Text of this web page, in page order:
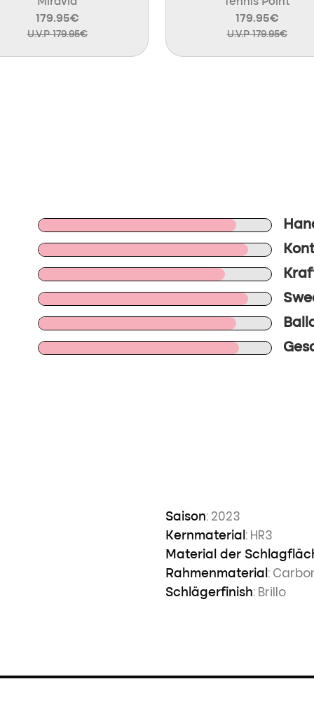
179.95€
U.V.P 179.95€
179.95€
U.V.P 179.95€
Saison: 2023
Kernmaterial : HR3
Material der
Rahmenmaterial :
Schlägerfinish: Brillo